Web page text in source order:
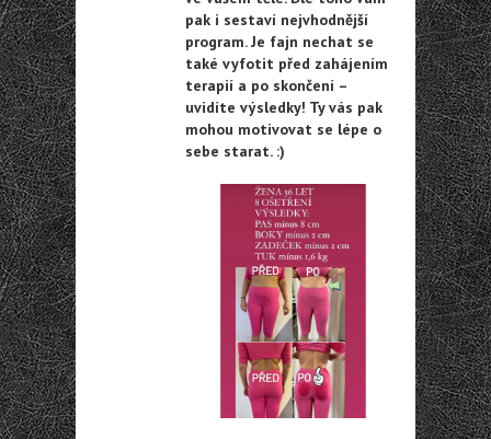
pak i sestaví nejvhodnější
program. Je fajn nechat se
také vyfotit před zahájením
terapií a po skončení –
uvidíte výsledky! Ty vás pak
mohou motivovat se lépe o
sebe starat. :)